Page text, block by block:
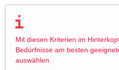
Mit diesen Kriterien im
Bedürfnisse am besten
auswählen.